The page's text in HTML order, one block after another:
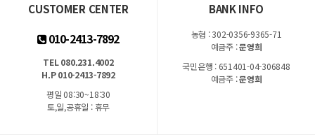
CUSTOMER CENTER
010-2413-7892
TEL 080.231.4002
H.P 010-2413-7892
평일 08:30~18:30
토,일,공휴일 : 휴무
BANK INFO
농협 : 302-0356-9365-71
예금주 :문영희
국민은행 : 651401-04-306848
예금주 :문영희